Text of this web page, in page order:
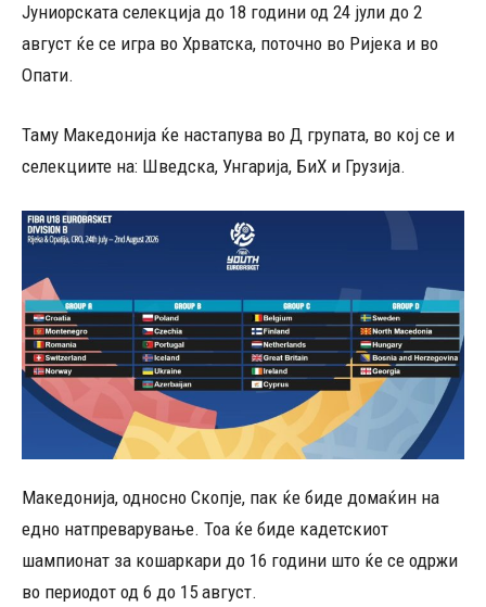
Јуниорската селекција до 18 години од 24 јули до 2
август ќе се игра во Хрватска, поточно во Ријека и во
Опати.
Таму Македонија ќе настапува во Д групата, во кој се и
селекциите на: Шведска, Унгарија, БиХ и Грузија.
Македонија, односно Скопје, пак ќе биде домаќин на
едно натпреварување. Тоа ќе биде кадетскиот
шампионат за кошаркари до 16 години што ќе се одржи
во периодот од 6 до 15 август.